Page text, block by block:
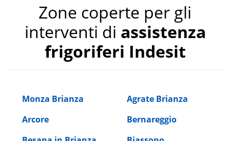
Zone coperte per gli
interventi di assistenza
frigoriferi Indesit
Monza Brianza
Agrate Brianza
Arcore
Bernareggio